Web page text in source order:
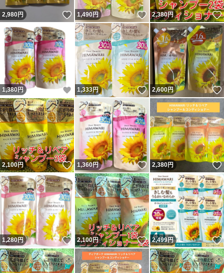
2,980円 いいね！
1,490円 いいね！
2,380円
1,380円 いいね！
1,333円 いいね！
2,600円
2,100円 いいね！
1,360円 いいね！
2,380円
1,280円 いいね！
2,100円 いいね！
2,499円